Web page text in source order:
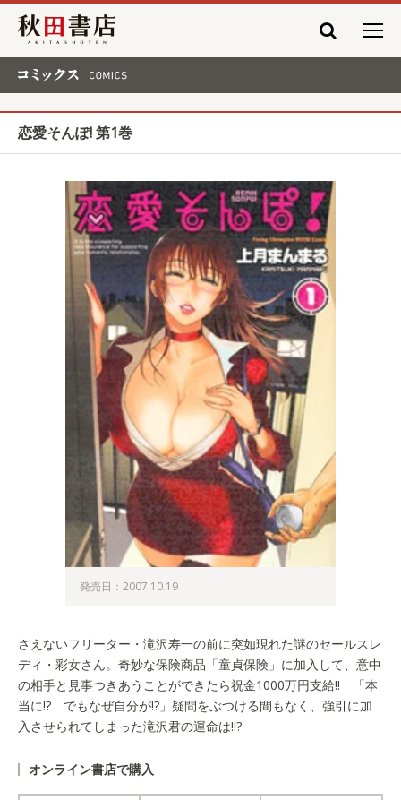
秋田書店
恋愛そんぽ! 第1巻
発売日：2007.10.19
さえないフリーター・滝沢寿一の前に突如現れた謎のセールスレ
ディ・彩女さん。奇妙な保険商品「童貞保険」に加入して、意中
の相手と見事つきあうことができたら祝金1000万円支給!! 「本
当に!? でもなぜ自分が!?」疑問をぶつける間もなく、強引に加
入させられてしまった滝沢君の運命は!!?
オンライン書店で購入